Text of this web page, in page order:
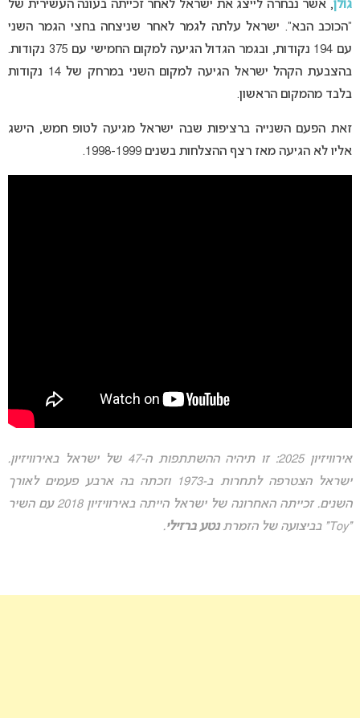
גולן, אשר נבחרה לייצג את ישראל לאחר זכייתה בעונה העשירית של
“הכוכב הבא”. ישראל עלתה לגמר לאחר שניצחה בחצי הגמר השני
עם 194 נקודות, ובגמר הגדול הגיעה למקום החמישי עם 375 נקודות.
בהצבעת הקהל ישראל הגיעה למקום השני במרחק של 14 נקודות
בלבד מהמקום הראשון.
זאת הפעם השנייה ברציפות שבה ישראל מגיעה לטופ חמש, הישג
אליו לא הגיעה מאז רצף ההצלחות בשנים 1998-1999.
אירוויזיון 2025: זו תיהיה ההשתתפות ה-47 של ישראל באירוויזיון.
ישראל הצטרפה לתחרות ב-1973 וזכתה בה ארבע פעמים לאורך
השנים. זכייתה האחרונה של ישראל הייתה באירוויזיון 2018 עם השיר
“Toy” בביצועה של הזמרת
נטע ברזילי.